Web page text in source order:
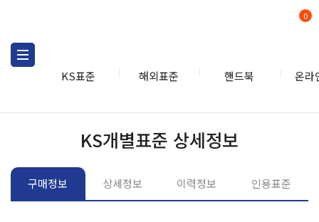
KS표준 해외표준 핸드북 온라
0
KS개별표준 상세정보
구매정보 상세정보 이력정보 인용표준